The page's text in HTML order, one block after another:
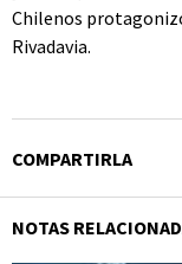
Chilenos
Rivadavia.
COMPARTIRLA
NOTAS